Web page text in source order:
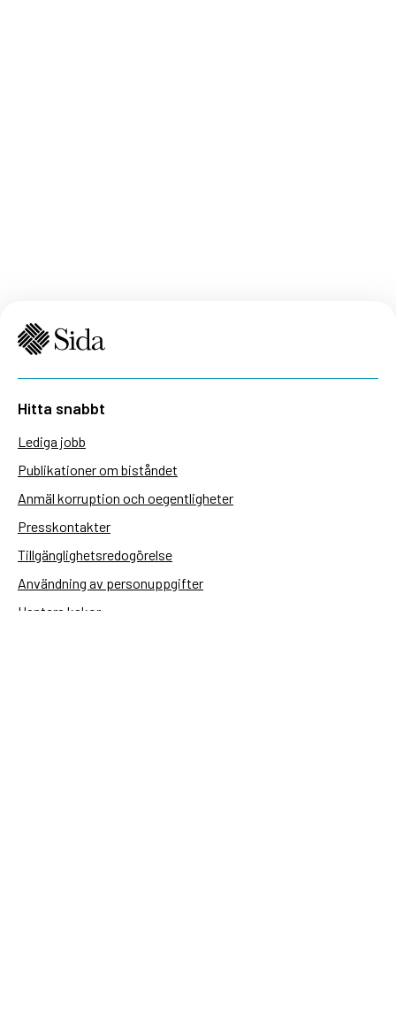
Hitta snabbt
Lediga jobb
Publikationer om biståndet
Anmäl korruption och oegentligheter
Presskontakter
Tillgänglighetsredogörelse
Användning av personuppgifter
Hantera kakor